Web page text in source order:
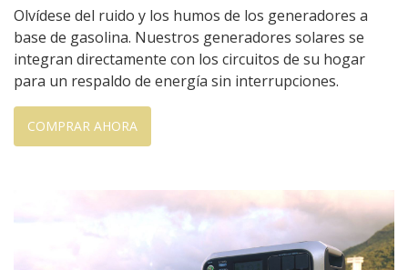
Olvídese del ruido y los humos de los generadores a
base de gasolina. Nuestros generadores solares se
integran directamente con los circuitos de su hogar
para un respaldo de energía sin interrupciones.
COMPRAR AHORA